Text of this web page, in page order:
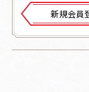
新規会員